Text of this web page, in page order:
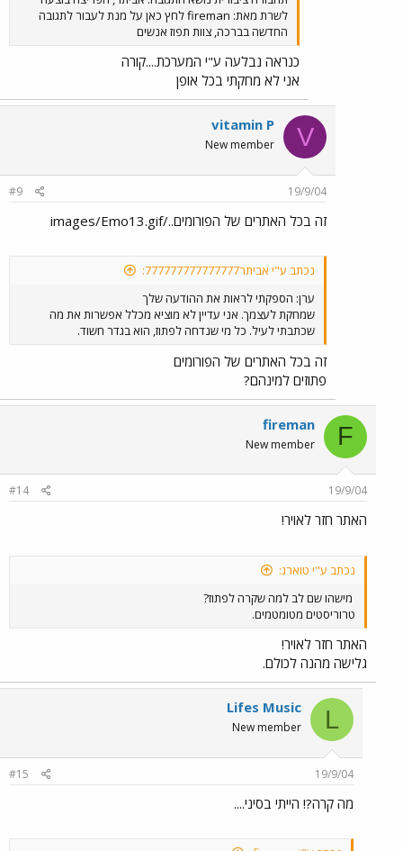
לשרת מאת: fireman לחץ כאן על מנת לעבור לתגובה
החדשה בברכה, צוות תפוז אנשים
כנראה נבלעה ע"י המערכת....קורה
אני לא מחקתי בכל אופן
V
vitamin P
New member
19/9/04
#9
זה בכל האתרים של הפורומים../images/Emo13.gif
נכתב ע"י אביתר777777777777777:
ערן: הספקתי לראות את ההודעה שלך
שמחקת לעצמך. אני עדיין לא מוציא מכלל אפשרות את מה
שכתבתי לעיל. כל מי שנדחה לפתוז, הוא בגדר חשוד.
זה בכל האתרים של הפורומים
פתוזים למינהם?
F
fireman
New member
19/9/04
#14
האתר חזר לאויר!
נכתב ע"י טוארג:
מישהו שם לב למה שקרה לפתוז?
טרוריסטים מטומטמים.
האתר חזר לאויר!
גלישה מהנה לכולם.
L
Lifes Music
New member
19/9/04
#15
מה קרה?! הייתי בסיני....